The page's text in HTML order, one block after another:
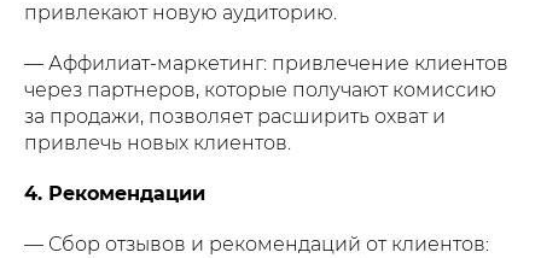
привлекают новую аудиторию.
— Аффилиат-маркетинг: привлечение клиентов
через партнеров, которые получают комиссию
за продажи, позволяет расширить охват и
привлечь новых клиентов.
4. Рекомендации
— Сбор отзывов и рекомендаций от клиентов: